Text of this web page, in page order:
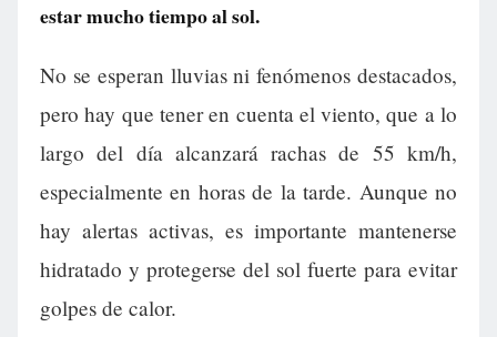
estar mucho tiempo al sol.
No se esperan lluvias ni fenómenos destacados,
pero hay que tener en cuenta el viento, que a lo
largo del día alcanzará rachas de 55 km/h,
especialmente en horas de la tarde. Aunque no
hay alertas activas, es importante mantenerse
hidratado y protegerse del sol fuerte para evitar
golpes de calor.